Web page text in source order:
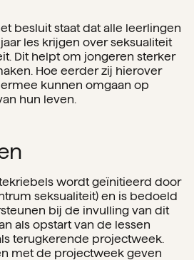
besluit staat dat alle leerlingen
les krijgen over seksualiteit
Dit helpt om jongeren sterker
Hoe eerder zij hierover
kunnen omgaan op
hun leven.
wordt geïnitieerd door
seksualiteit) en is bedoeld
bij de invulling van dit
als opstart van de lessen
terugkerende projectweek.
met de projectweek geven